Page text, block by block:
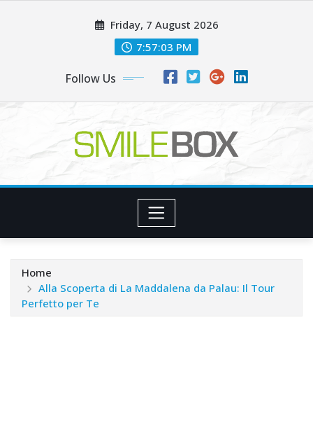
Friday, 7 August 2026
7:57:04 PM
Follow Us
Home
Alla Scoperta di La Maddalena da Palau: Il Tour
Perfetto per Te